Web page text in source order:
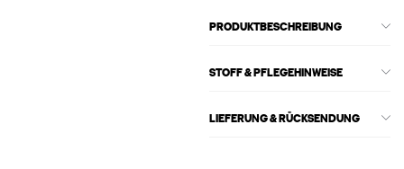
PRODUKTBESCHREIBUNG
STOFF & PFLEGEHINWEISE
LIEFERUNG & RÜCKSENDUNG